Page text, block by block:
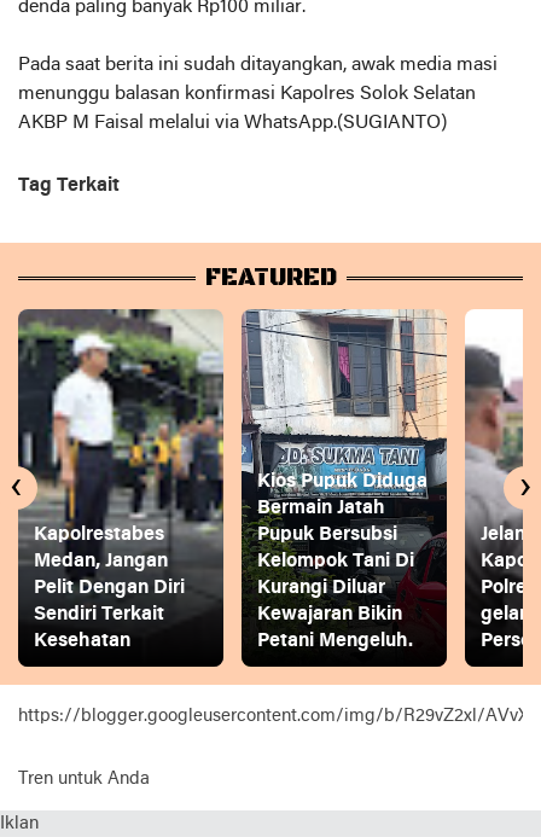
denda paling banyak Rp100 miliar.
Pada saat berita ini sudah ditayangkan, awak media masi
menunggu balasan konfirmasi Kapolres Solok Selatan
AKBP M Faisal melalui via WhatsApp.(SUGIANTO)
Tag Terkait
FEATURED
Kapolrestabes
Medan, Jangan
Pelit Dengan Diri
Sendiri Terkait
Kesehatan
Kios Pupuk Diduga
Bermain Jatah
Pupuk Bersubsi
Kelompok Tani Di
Kurangi Diluar
Kewajaran Bikin
Petani Mengeluh.
gelar
‹ ›
https://blogger.googleusercontent.com/img/b/R29vZ2xl/
Tren untuk Anda
Iklan